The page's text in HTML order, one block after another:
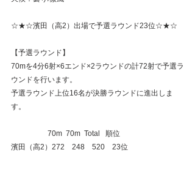
☆★☆濱田（高2）出場で予選ラウンド23位☆★☆
【予選ラウンド】
70mを4分6射×6エンド×2ラウンドの計72射で予選ラ
ウンドを行います。
予選ラウンド上位16名が決勝ラウンドに進出しま
す。
                    70m  70m  Total   順位
濱田（高2）272　248　520　23位